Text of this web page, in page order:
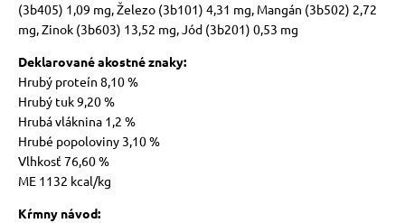
(3b405) 1,09 mg, Železo (3b101) 4,31 mg, Mangán (3b502) 2,72
mg, Zinok (3b603) 13,52 mg, Jód (3b201) 0,53 mg
Deklarované akostné znaky:
Hrubý proteín 8,10 %
Hrubý tuk 9,20 %
Hrubá vláknina 1,2 %
Hrubé popoloviny 3,10 %
Vlhkosť 76,60 %
ME 1132 kcal/kg
Kŕmny návod: